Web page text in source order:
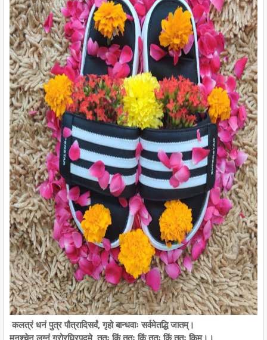
कलत्रं धनं पुत्र पौत्रादिसर्वं, गृहो बान्धवाः सर्वमेतद्धि जातम्।
मनश्चेन लग्नं गुरोरघ्रिपद्मे, ततः किं ततः किं ततः किं ततः किम्।।